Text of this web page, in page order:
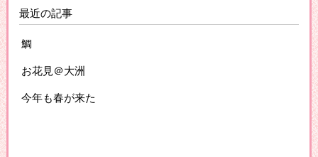
最近の記事
鯛
お花見＠大洲
今年も春が来た